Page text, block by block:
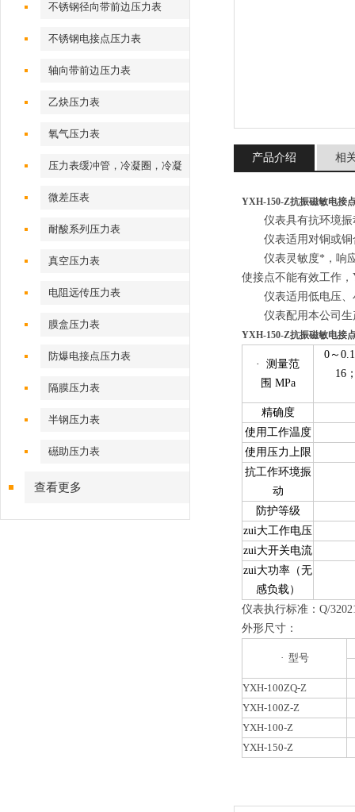
不锈钢径向带前边压力表
不锈钢电接点压力表
轴向带前边压力表
乙炔压力表
氧气压力表
压力表缓冲管，冷凝圈，冷凝
弯
微差压表
耐酸系列压力表
真空压力表
电阻远传压力表
膜盒压力表
防爆电接点压力表
隔膜压力表
半钢压力表
礠助压力表
查看更多
产品介绍 相
YXH-150-Z抗振磁敏电接
仪表具有抗环境振
仪表适用对铜或铜合
仪表灵敏度*，响应
使接点不能有效工作
仪表适用低电压、
仪表配用本公司生
YXH-150-Z抗振磁敏电接
· 测量范
围 MPa
0～
16
精确度
使用工作温度
使用压力上限
抗工作环境振
动
防护等级
zui大工作电压
zui大开关电流
zui大功率（无
感负载）
仪表执行标准：Q/
外形尺寸：
· 型号
YXH-100ZQ-Z
YXH-100Z-Z
YXH-100-Z
YXH-150-Z